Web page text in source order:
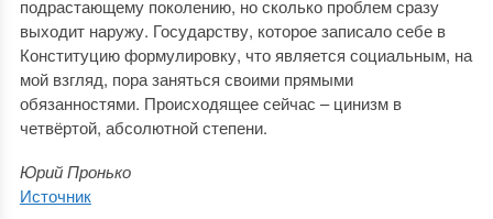
подрастающему поколению, но сколько проблем сразу
выходит наружу. Государству, которое записало себе в
Конституцию формулировку, что является социальным, на
мой взгляд, пора заняться своими прямыми
обязанностями. Происходящее сейчас – цинизм в
четвёртой, абсолютной степени.
Юрий Пронько
Источник